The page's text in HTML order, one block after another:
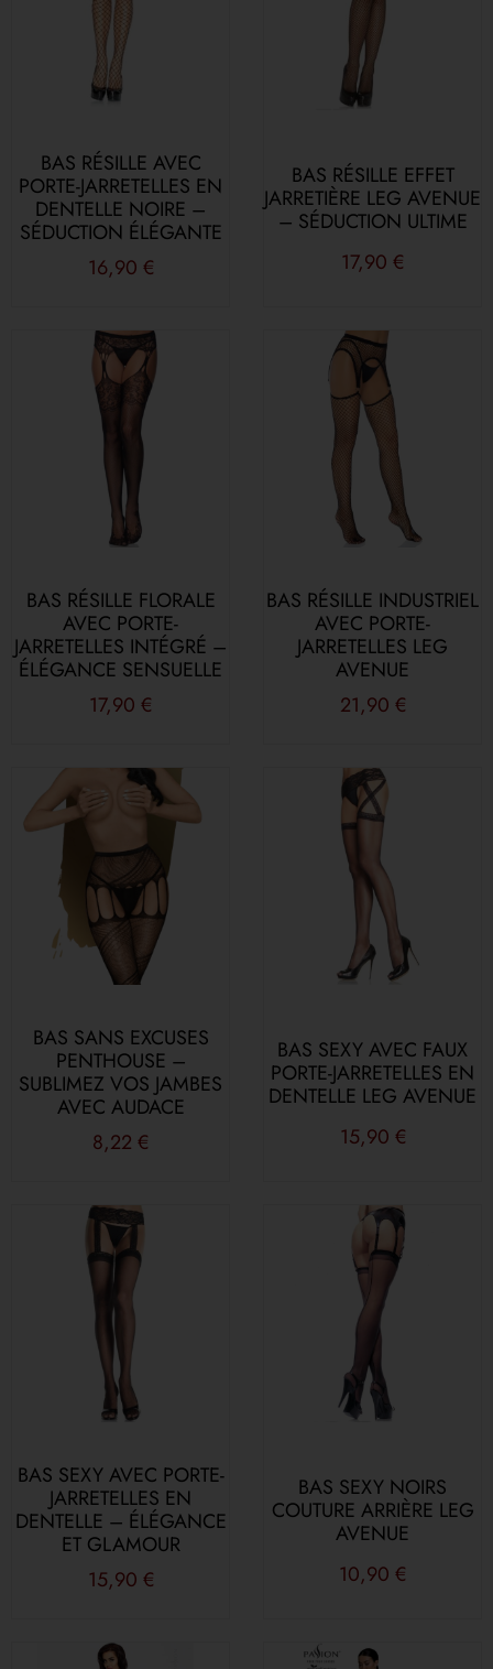
BAS RÉSILLE AVEC
PORTE-JARRETELLES EN
DENTELLE NOIRE –
SÉDUCTION ÉLÉGANTE
16,90 €
BAS RÉSILLE EFFET
JARRETIÈRE LEG AVENUE
– SÉDUCTION ULTIME
17,90 €
BAS RÉSILLE FLORALE
AVEC PORTE-
JARRETELLES INTÉGRÉ –
ÉLÉGANCE SENSUELLE
17,90 €
BAS RÉSILLE INDUSTRIEL
AVEC PORTE-
JARRETELLES LEG
AVENUE
21,90 €
BAS SANS EXCUSES
PENTHOUSE –
SUBLIMEZ VOS JAMBES
AVEC AUDACE
8,22 €
BAS SEXY AVEC FAUX
PORTE-JARRETELLES EN
DENTELLE LEG AVENUE
15,90 €
BAS SEXY AVEC PORTE-
JARRETELLES EN
DENTELLE – ÉLÉGANCE
ET GLAMOUR
15,90 €
BAS SEXY NOIRS
COUTURE ARRIÈRE LEG
AVENUE
10,90 €